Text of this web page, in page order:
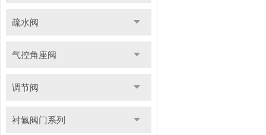
疏水阀
气控角座阀
调节阀
衬氟阀门系列